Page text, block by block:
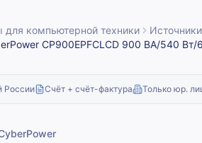
для компьютерной техники
CP900EPFCLCD 900 ВА/540 Вт/
России Счёт + счёт-фактура Только юр.